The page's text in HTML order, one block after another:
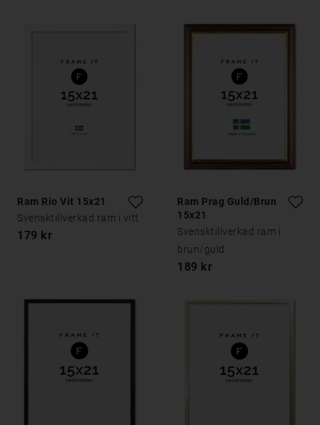
Ram Rio Vit 15x21
Svensktillverkad ram i vitt
179 kr
Ram Prag Guld/Brun
15x21
Svensktillverkad ram i
brun/guld
189 kr